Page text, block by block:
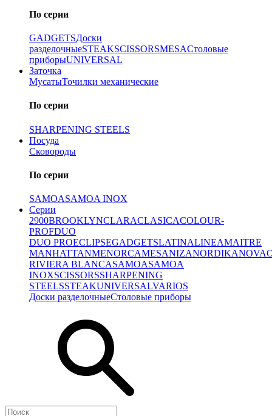
По серии
GADGETSДоски
разделочныеSTEAKSCISSORSMESAСтоловые
приборыUNIVERSAL
Заточка
МусатыТочилки механические
По серии
SHARPENING STEELS
Посуда
Сковороды
По серии
SAMOASAMOA INOX
Серии
2900BROOKLYNCLARACLASICACOLOUR-
PROFDUO
DUO PROECLIPSEGADGETSLATINALINEAMAITRE
MANHATTANMENORCAMESANIZANORDIKANOVA
RIVIERA BLANCASAMOASAMOA
INOXSCISSORSSHARPENING
STEELSSTEAKUNIVERSALVARIOS
Доски разделочныеСтоловые приборы